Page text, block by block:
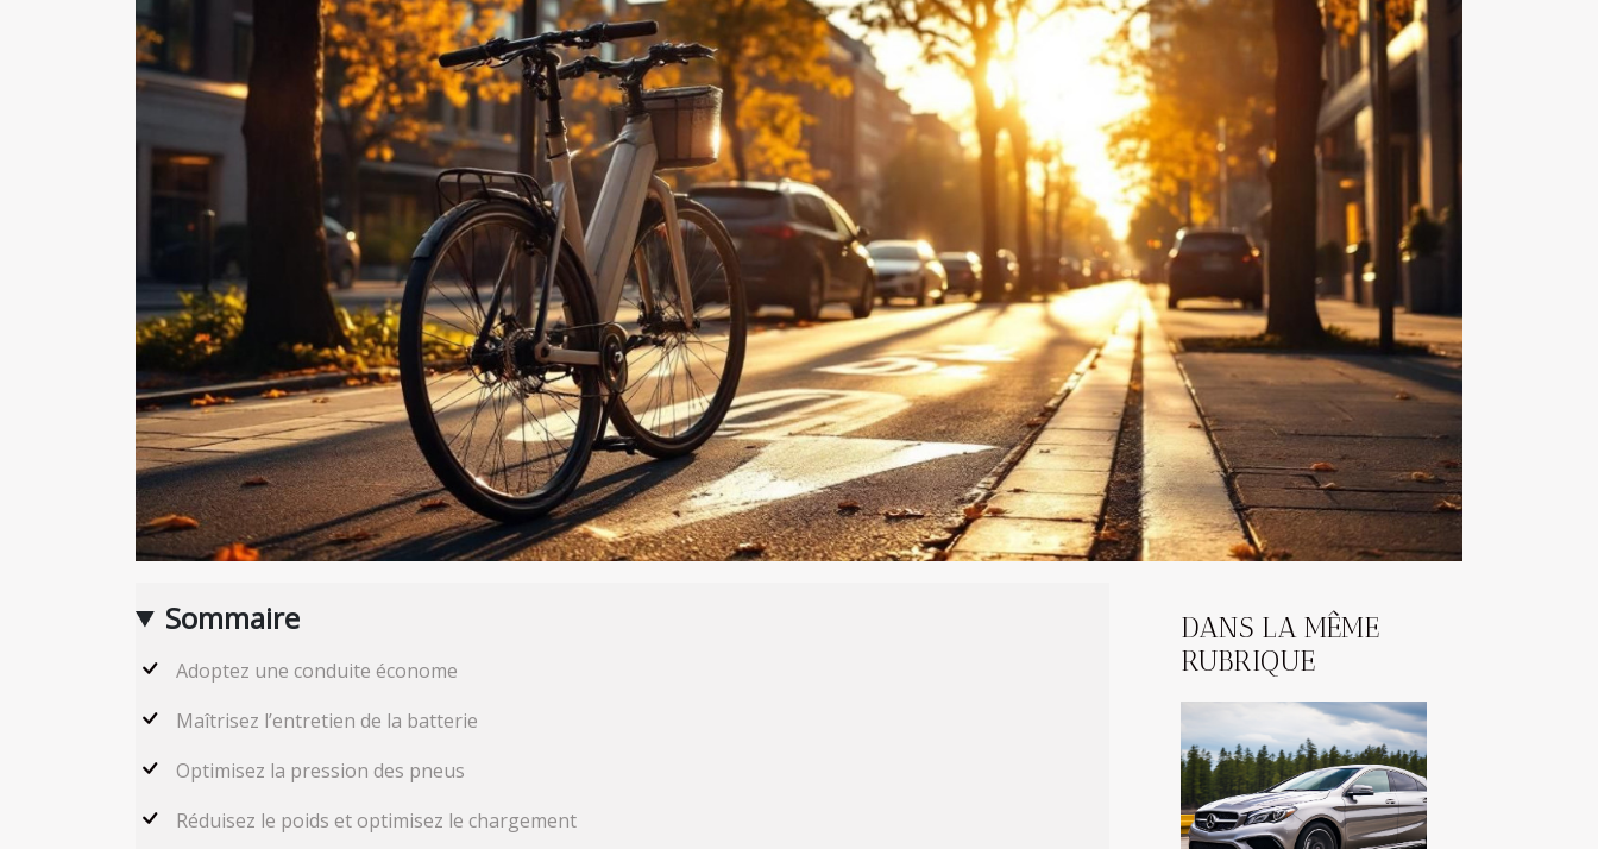
Sommaire
Adoptez une conduite économe
Maîtrisez l’entretien de la batterie
Optimisez la pression des pneus
Réduisez le poids et optimisez le chargement
DANS LA MÊME
RUBRIQUE